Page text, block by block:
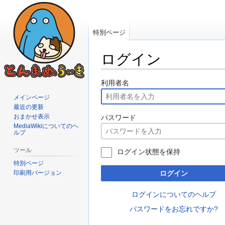
ログイン
ナ
ビ
ゲ
ー
シ
ョ
ン
に
動
検
索
に
移
動
利用者名
パスワード
ログイン状態を保持
ログイン
ログインについてのヘルプ
パスワードをお忘れですか?
特別ページ
メインページ
最近の更新
おまかせ表示
MediaWikiについてのヘ
ルプ
ツール
特別ページ
印刷用バージョン